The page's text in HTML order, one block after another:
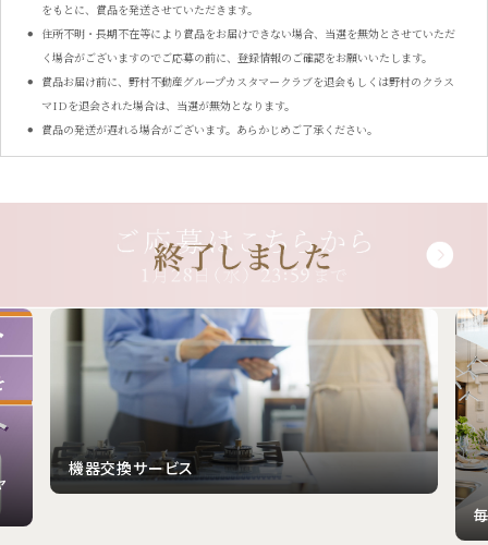
をもとに、賞品を発送させていただきます。
住所不明・長期不在等により賞品をお届けできない場合、当選を無効とさせていただ
く場合がございますのでご応募の前に、登録情報のご確認をお願いいたします。
賞品お届け前に、野村不動産グループカスタマークラブを退会もしくは野村のクラス
マIDを退会された場合は、当選が無効となります。
賞品の発送が遅れる場合がございます。あらかじめご了承ください。
機器交換サービス